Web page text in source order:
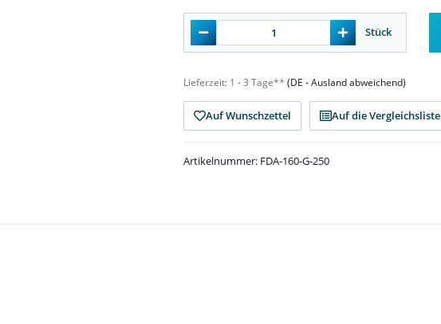
Stück
Lieferzeit: 1 - 3 Tage** (DE - Ausland abweichend)
Auf Wunschzettel Auf die Vergleichsliste
Artikelnummer: FDA-160-G-250